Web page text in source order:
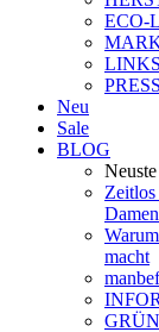
ECO-
LINKS
Neu
Sale
BLOG
Zeitlos
macht